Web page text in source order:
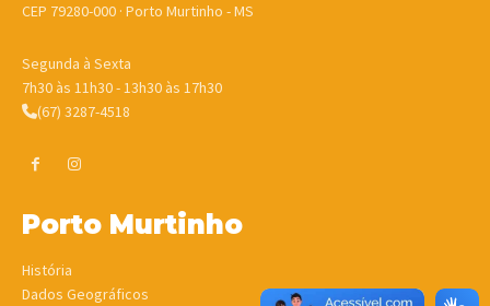
CEP 79280-000 · Porto Murtinho - MS
Segunda à Sexta
7h30 às 11h30 - 13h30 às 17h30
(67) 3287-4518
Porto Murtinho
História
Dados Geográficos